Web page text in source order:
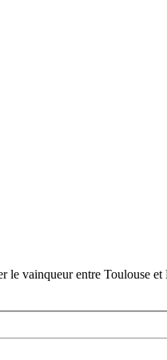
vainqueur entre Toulouse